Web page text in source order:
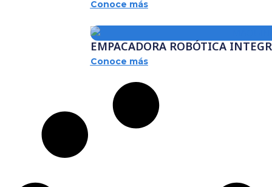
Conoce más
EMPACADORA ROBÓTICA
Conoce más